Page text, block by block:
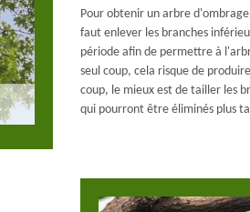
Pour obtenir un arbre
faut enlever les branches
période afin de permettre à
seul coup, cela risque de
coup, le mieux est de tailler les
qui pourront être éliminés plus